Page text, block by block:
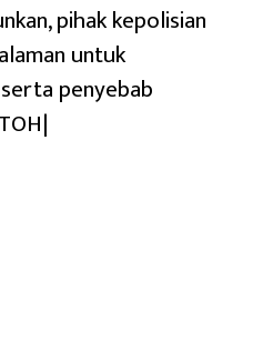
pihak kepolisian
untuk
penyebab